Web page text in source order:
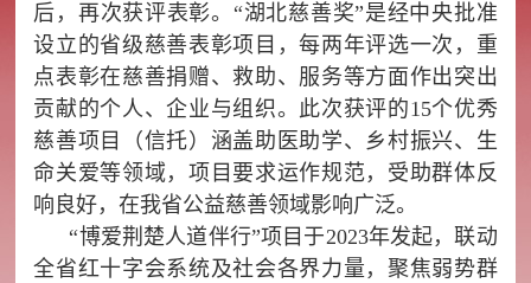
后，再次获评表彰。“湖北慈善奖”是经中央批准
设立的省级慈善表彰项目，每两年评选一次，重
点表彰在慈善捐赠、救助、服务等方面作出突出
贡献的个人、企业与组织。此次获评的15个优秀
慈善项目（信托）涵盖助医助学、乡村振兴、生
命关爱等领域，项目要求运作规范，受助群体反
响良好，在我省公益慈善领域影响广泛。
“博爱荆楚人道伴行”项目于2023年发起，联动
全省红十字会系统及社会各界力量，聚焦弱势群